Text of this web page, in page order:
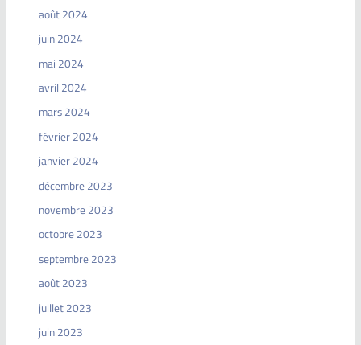
août 2024
juin 2024
mai 2024
avril 2024
mars 2024
février 2024
janvier 2024
décembre 2023
novembre 2023
octobre 2023
septembre 2023
août 2023
juillet 2023
juin 2023